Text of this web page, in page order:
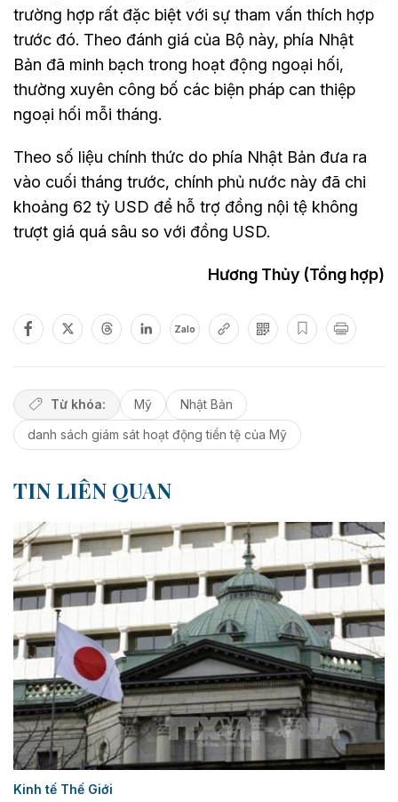
trường hợp rất đặc biệt với sự tham vấn thích hợp
trước đó. Theo đánh giá của Bộ này, phía Nhật
Bản đã minh bạch trong hoạt động ngoại hối,
thường xuyên công bố các biện pháp can thiệp
ngoại hối mỗi tháng.
Theo số liệu chính thức do phía Nhật Bản đưa ra
vào cuối tháng trước, chính phủ nước này đã chi
khoảng 62 tỷ USD để hỗ trợ đồng nội tệ không
trượt giá quá sâu so với đồng USD.
Hương Thủy (Tổng hợp)
Zalo
Từ khóa: Mỹ
Nhật Bản
danh sách giám sát hoạt động tiền tệ của Mỹ
TIN LIÊN QUAN
Kinh tế Thế Giới